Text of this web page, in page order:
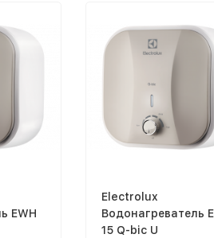
EWH
Electrolux
Водонагреватель
15 Q-bic U